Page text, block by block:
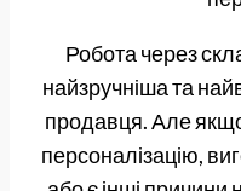
Робота через
найзручніша та
продавця. Але
персоналізацію,